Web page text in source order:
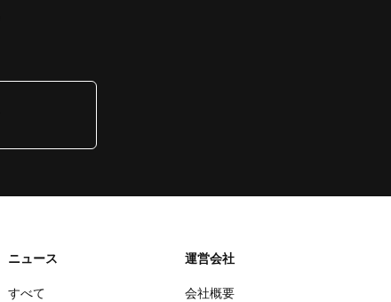
ニュース
すべて
運営会社
会社概要